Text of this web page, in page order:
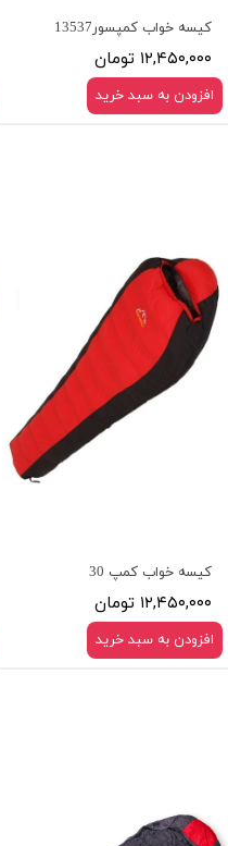
کیسه خواب کمپسور13537
۱۲,۴۵۰,۰۰۰ تومان
افزودن به سبد خرید
کیسه خواب کمپ 30
۱۲,۴۵۰,۰۰۰ تومان
افزودن به سبد خرید